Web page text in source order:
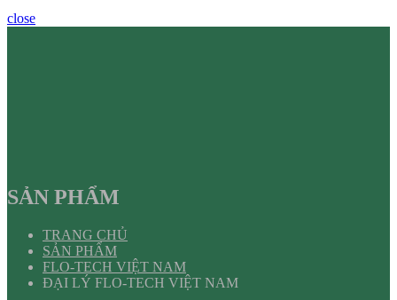
close
SẢN PHẨM
TRANG CHỦ
SẢN PHẨM
FLO-TECH VIỆT NAM
ĐẠI LÝ FLO-TECH VIỆT NAM